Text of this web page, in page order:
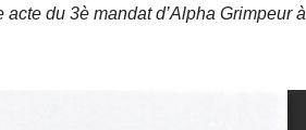
du 3è mandat d’Alpha Grimpeur à